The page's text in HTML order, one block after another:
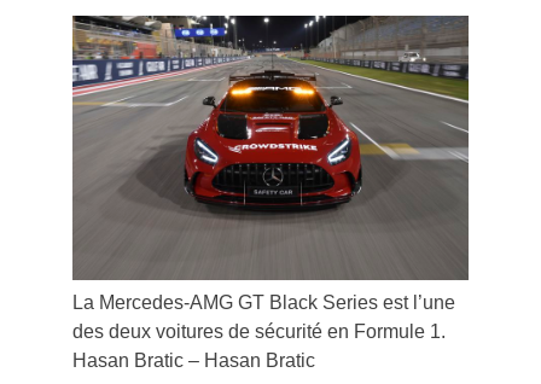
La Mercedes-AMG GT Black Series est l’une
des deux voitures de sécurité en Formule 1.
Hasan Bratic – Hasan Bratic